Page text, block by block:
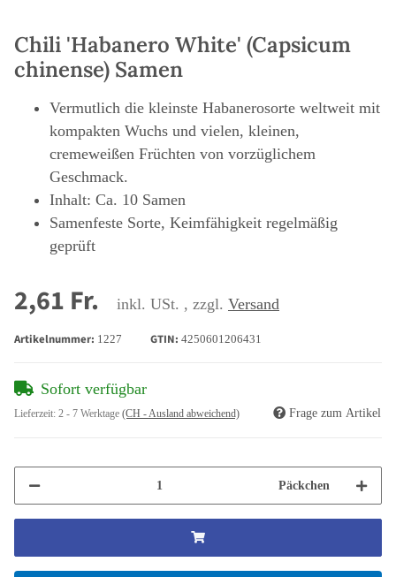
Chili 'Habanero White' (Capsicum
chinense) Samen
Vermutlich die kleinste Habanerosorte weltweit mit
kompakten Wuchs und vielen, kleinen,
cremeweißen Früchten von vorzüglichem
Geschmack.
Inhalt: Ca. 10 Samen
Samenfeste Sorte, Keimfähigkeit regelmäßig
geprüft
2,61 Fr. inkl. USt. , zzgl. Versand
Artikelnummer: 1227 GTIN: 4250601206431
Sofort verfügbar
Lieferzeit: 2 - 7 Werktage (CH - Ausland abweichend) Frage zum Artikel
Päckchen